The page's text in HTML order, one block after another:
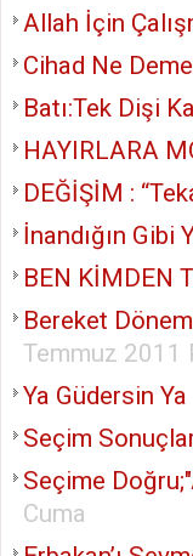
Allah İçin
Cihad Ne
Batı:Tek Dişi
HAYIRLARA
DEĞİŞİM :
İnandığın Gibi
BEN KİMDEN
Bereket
Temmuz 2011
Ya Güdersin
Seçim
Seçime
Cuma